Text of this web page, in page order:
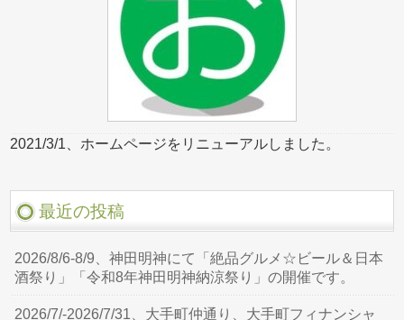
2021/3/1、ホームページをリニューアルしました。
最近の投稿
2026/8/6-8/9、神田明神にて「絶品グルメ☆ビール＆日本
酒祭り」「令和8年神田明神納涼祭り」の開催です。
2026/7/-2026/7/31、大手町仲通り、大手町フィナンシャ